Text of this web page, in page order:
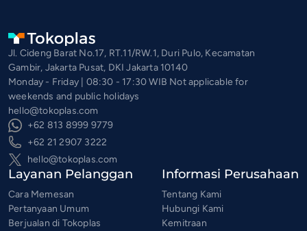
Jl. Cideng Barat No.17, RT.11/RW.1, Duri Pulo, Kecamatan
Gambir, Jakarta Pusat, DKI Jakarta 10140
Monday - Friday | 08:30 - 17:30 WIB Not applicable for
weekends and public holidays
hello@tokoplas.com
+62 813 8999 9779
+62 21 2907 3222
hello@tokoplas.com
Layanan Pelanggan
Cara Memesan
Pertanyaan Umum
Berjualan di Tokoplas
Informasi Perusahaan
Tentang Kami
Hubungi Kami
Kemitraan